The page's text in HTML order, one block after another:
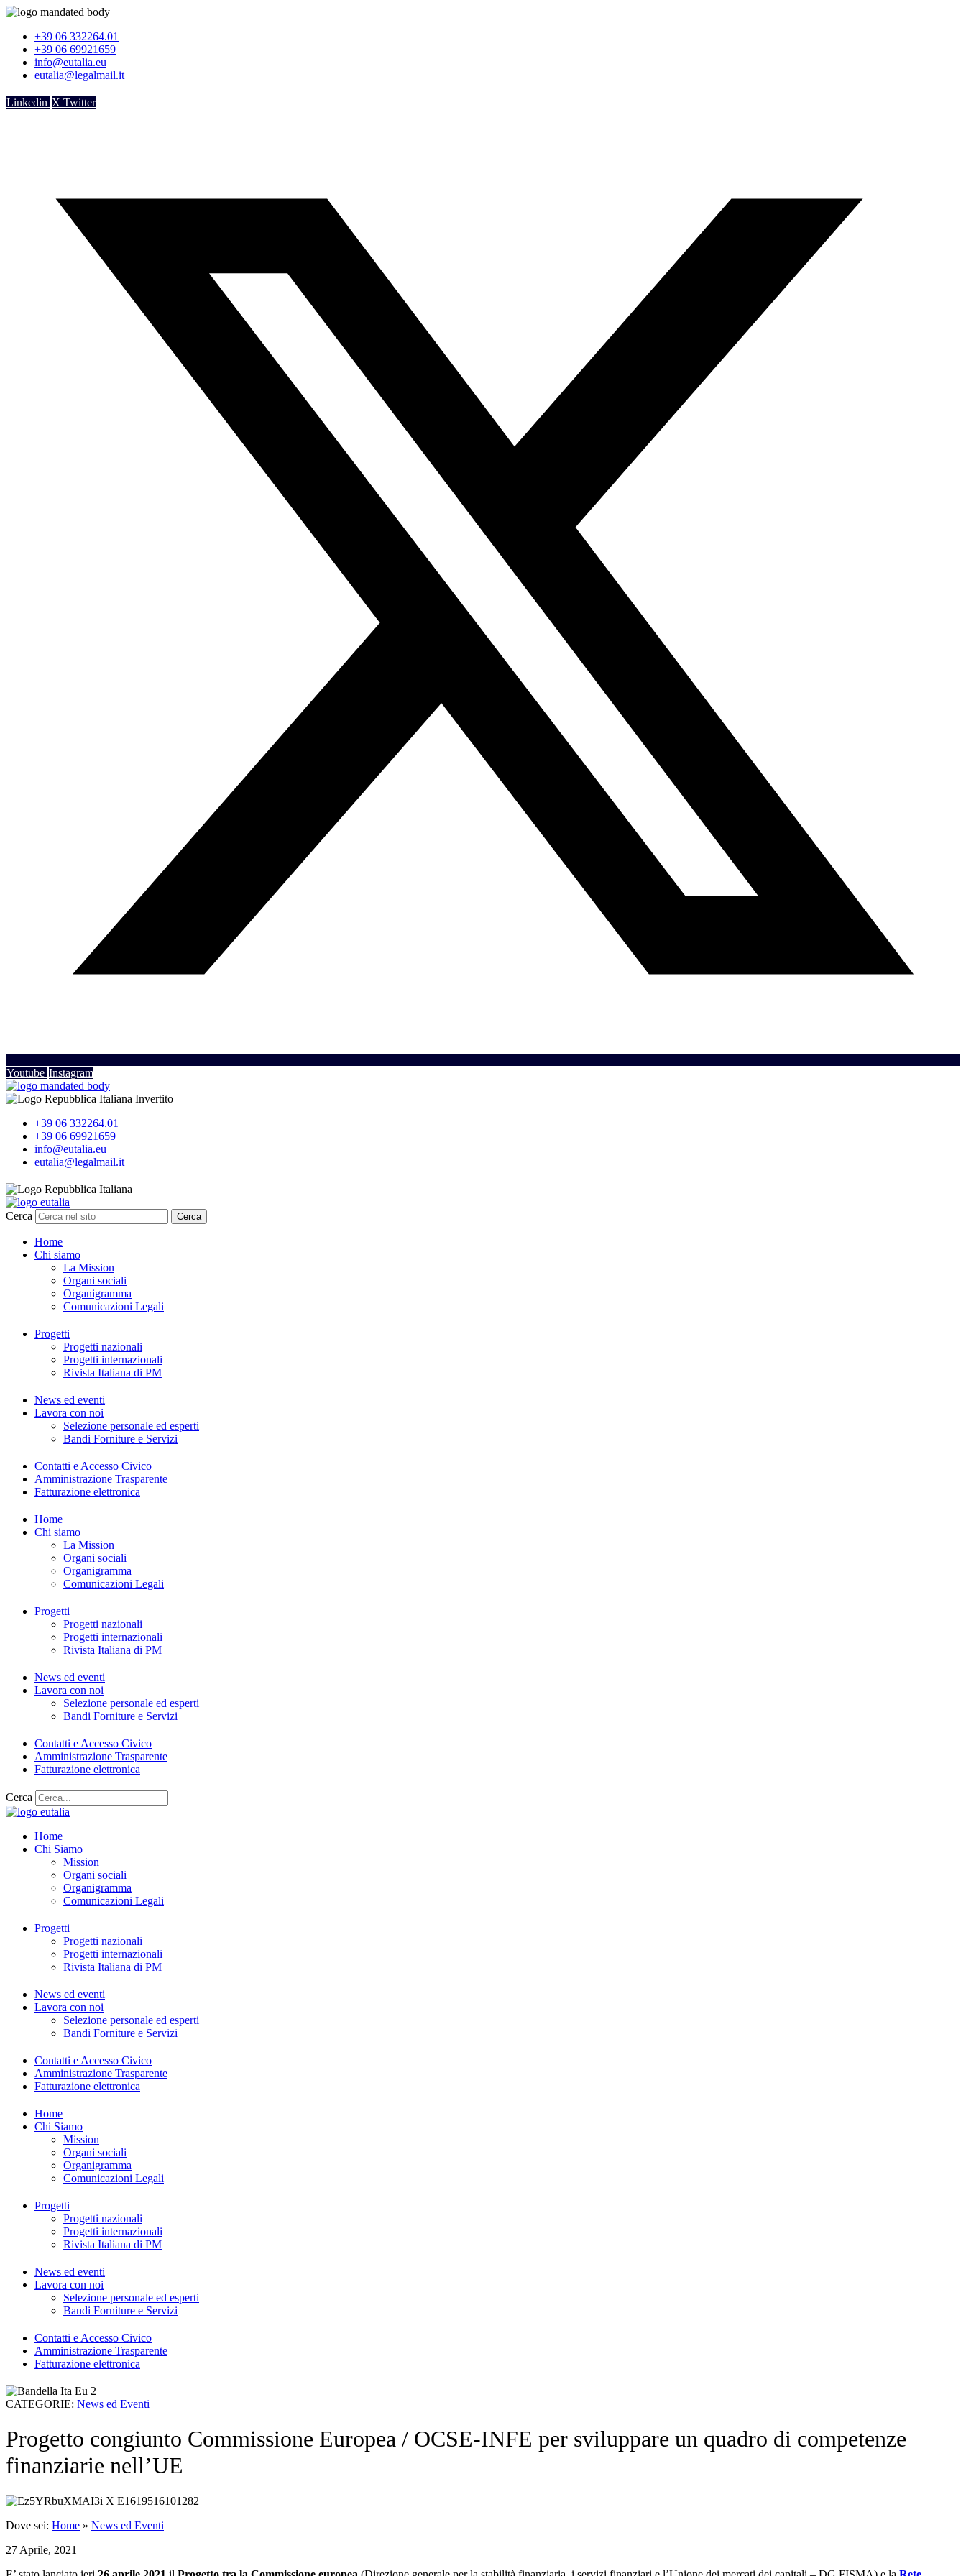
Vai
contenuto+39 06 332264.01
+39 06 69921659
info@eutalia.eu
eutalia@legalmail.it
Linkedin X Twitter
Youtube Instagram
+39 06 332264.01
+39 06 69921659
info@eutalia.eu
eutalia@legalmail.it
Cerca Cerca
Home
Chi siamo
La Mission
Organi sociali
Organigramma
Comunicazioni Legali
Progetti
Progetti nazionali
Progetti internazionali
Rivista Italiana di PM
News ed eventi
Lavora con noi
Selezione personale ed esperti
Bandi Forniture e Servizi
Contatti e Accesso Civico
Amministrazione Trasparente
Fatturazione elettronica
Home
Chi siamo
La Mission
Organi sociali
Organigramma
Comunicazioni Legali
Progetti
Progetti nazionali
Progetti internazionali
Rivista Italiana di PM
News ed eventi
Lavora con noi
Selezione personale ed esperti
Bandi Forniture e Servizi
Contatti e Accesso Civico
Amministrazione Trasparente
Fatturazione elettronica
Cerca
Home
Chi Siamo
Mission
Organi sociali
Organigramma
Comunicazioni Legali
Progetti
Progetti nazionali
Progetti internazionali
Rivista Italiana di PM
News ed eventi
Lavora con noi
Selezione personale ed esperti
Bandi Forniture e Servizi
Contatti e Accesso Civico
Amministrazione Trasparente
Fatturazione elettronica
Home
Chi Siamo
Mission
Organi sociali
Organigramma
Comunicazioni Legali
Progetti
Progetti nazionali
Progetti internazionali
Rivista Italiana di PM
News ed eventi
Lavora con noi
Selezione personale ed esperti
Bandi Forniture e Servizi
Contatti e Accesso Civico
Amministrazione Trasparente
Fatturazione elettronica
CATEGORIE: News ed Eventi
Progetto congiunto Commissione Europea / OCSE-INFE per sviluppare un quadro di competenze
finanziarie nell’UE
Dove sei: Home » News ed Eventi
27 Aprile, 2021